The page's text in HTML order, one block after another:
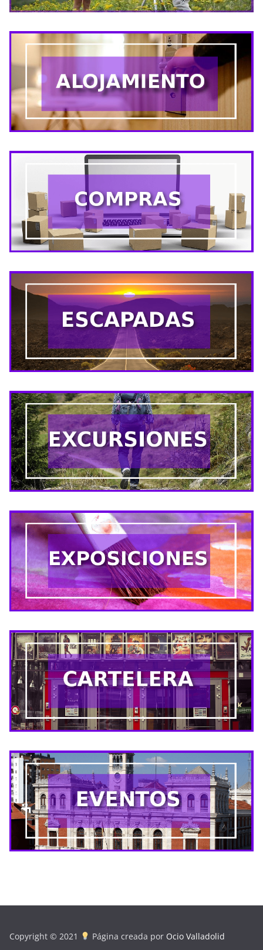
Copyright © 2021 Página creada por Ocio Valladolid